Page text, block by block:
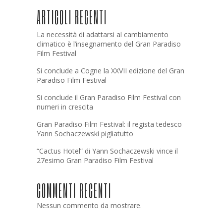
ARTICOLI RECENTI
La necessità di adattarsi al cambiamento
climatico è l’insegnamento del Gran Paradiso
Film Festival
Si conclude a Cogne la XXVII edizione del Gran
Paradiso Film Festival
Si conclude il Gran Paradiso Film Festival con
numeri in crescita
Gran Paradiso Film Festival: il regista tedesco
Yann Sochaczewski pigliatutto
“Cactus Hotel” di Yann Sochaczewski vince il
27esimo Gran Paradiso Film Festival
COMMENTI RECENTI
Nessun commento da mostrare.